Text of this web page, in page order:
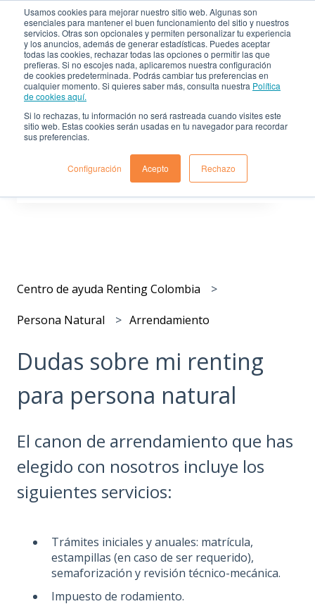
Usamos cookies para mejorar nuestro sitio web. Algunas son
esenciales para mantener el buen funcionamiento del sitio y nuestros
servicios. Otras son opcionales y permiten personalizar tu experiencia
y los anuncios, además de generar estadísticas. Puedes aceptar
todas las cookies, rechazar todas las opciones o permitir las que
prefieras. Si no escojes nada, aplicaremos nuestra configuración
de cookies predeterminada. Podrás cambiar tus preferencias en
cualquier momento. Si quieres saber más, consulta nuestra Política
de cookies aquí.
Si lo rechazas, tu información no será rastreada cuando visites este
sitio web. Estas cookies serán usadas en tu navegador para recordar
sus preferencias.
Configuración Acepto Rechazo
Centro de ayuda de
Renting Colombia
Sitio
web
Déjanos resolver tus dudas
Centro de ayuda Renting Colombia
Persona Natural Arrendamiento
Dudas sobre mi renting
para persona natural
El canon de arrendamiento que has
elegido con nosotros incluye los
siguientes servicios:
Trámites iniciales y anuales: matrícula,
estampillas (en caso de ser requerido),
semaforización y revisión técnico-mecánica.
Impuesto de rodamiento.